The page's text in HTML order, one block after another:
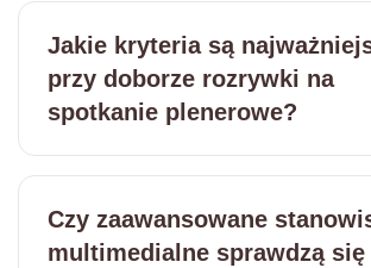
Jakie kryteria są
przy doborze rozrywki na
spotkanie plenerowe?
Czy zaawansowane
multimedialne sprawdzą się